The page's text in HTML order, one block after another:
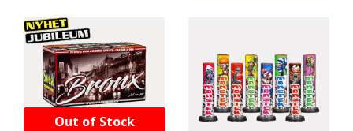
Out of Stock